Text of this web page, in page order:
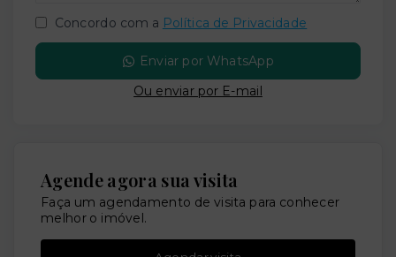
Concordo com a Política de Privacidade
Enviar por WhatsApp
Ou enviar por E-mail
Agende agora sua visita
Faça um agendamento de visita para conhecer
melhor o imóvel.